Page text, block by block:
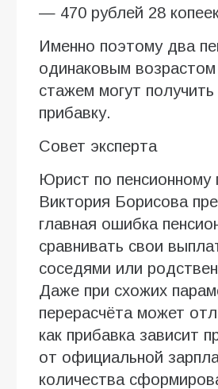
— 470 рублей 28
Именно поэтому два
одинаковым
стажем могут
прибавку.
Совет эксперта
Юрист по пенсионному
Виктория Борисова
главная ошибка
сравнивать свои
соседями или
Даже при схожих
перерасчёта может
как прибавка зависит
от официальной
количества